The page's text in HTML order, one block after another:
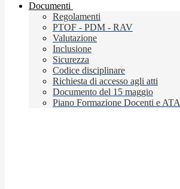
Documenti
Regolamenti
PTOF - PDM - RAV
Valutazione
Inclusione
Sicurezza
Codice disciplinare
Richiesta di accesso agli atti
Documento del 15 maggio
Piano Formazione Docenti e ATA